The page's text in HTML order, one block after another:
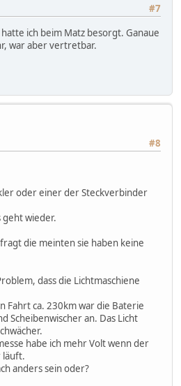
#7
ich beim Matz besorgt. Ganaue
war aber vertretbar.
#8
oder einer der Steckverbinder
geht wieder.
die meinten sie haben keine
dass die Lichtmaschiene
Fahrt ca. 230km war die Baterie
Scheibenwischer an. Das Licht
habe ich mehr Volt wenn der
läuft.
anders sein oder?